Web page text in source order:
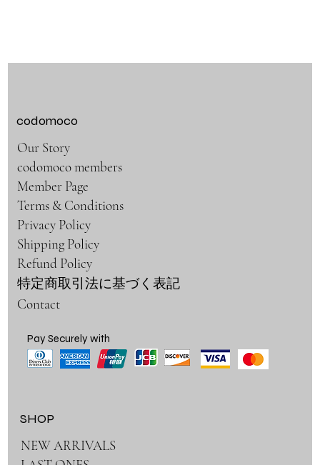
codomoco
Our Story
codomoco members
Member Page
Terms & Conditions
Privacy Policy
Shipping Policy
Refund Policy
特定商取引法に基づく表記
Contact
SHOP
NEW ARRIVALS
Pay Securely with